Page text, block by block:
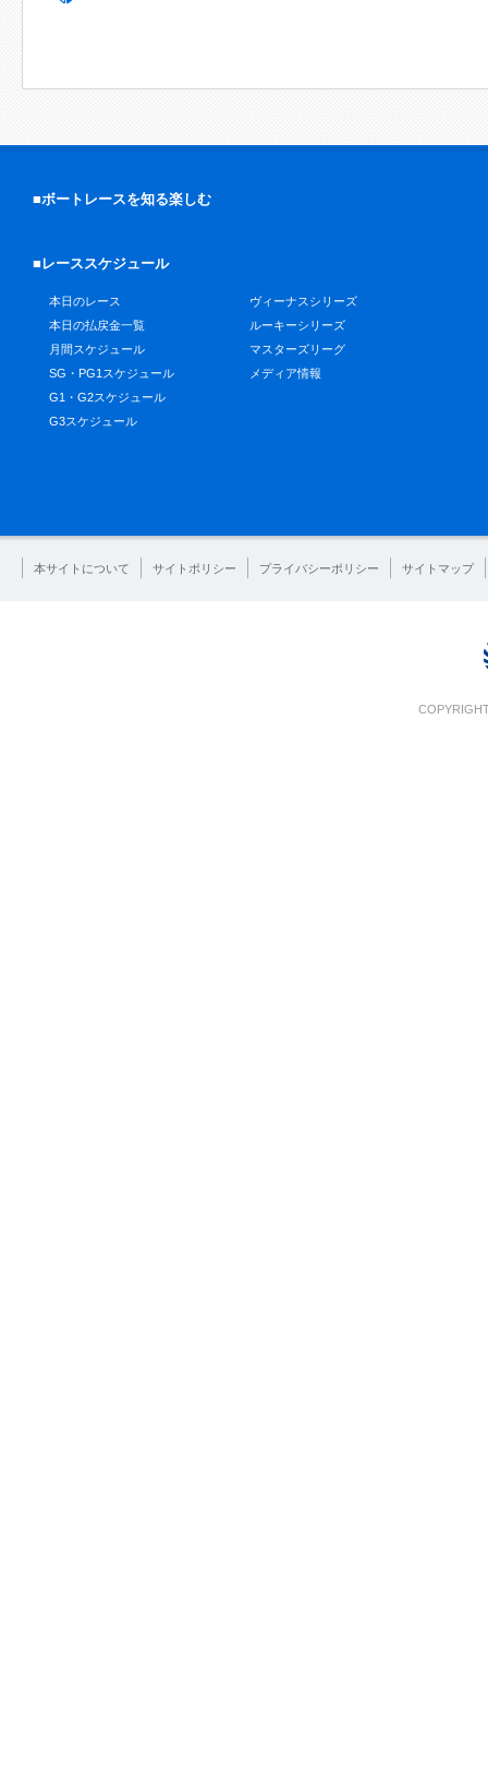
■ボートレースを知る楽しむ
■レーススケジュール
本日のレース
本日の払戻金一覧
月間スケジュール
SG・PG1スケジュール
G1・G2スケジュール
G3スケジュール
ヴィーナスシリーズ
ルーキーシリーズ
マスターズリーグ
メディア情報
本サイトについて サイトポリシー プライバシーポリシー サイトマップ